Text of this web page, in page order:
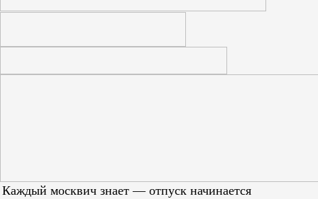
Каждый москвич знает — отпуск начинается